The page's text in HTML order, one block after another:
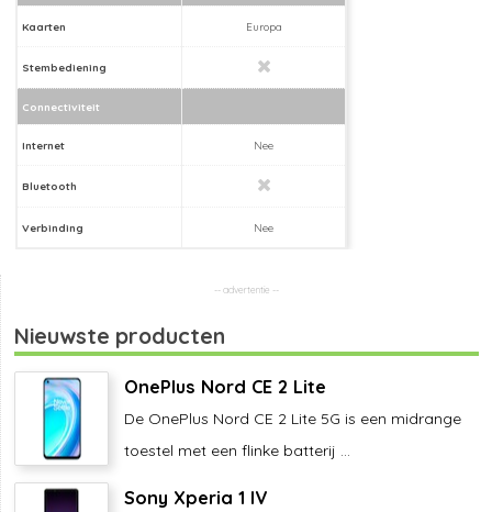
Kaarten Europa
Stembediening
Connectiviteit
Internet Nee
Bluetooth
Verbinding Nee
Nieuwste producten
OnePlus Nord CE 2 Lite
De OnePlus Nord CE 2 Lite 5G is een midrange
toestel met een flinke batterij ...
Sony Xperia 1 IV